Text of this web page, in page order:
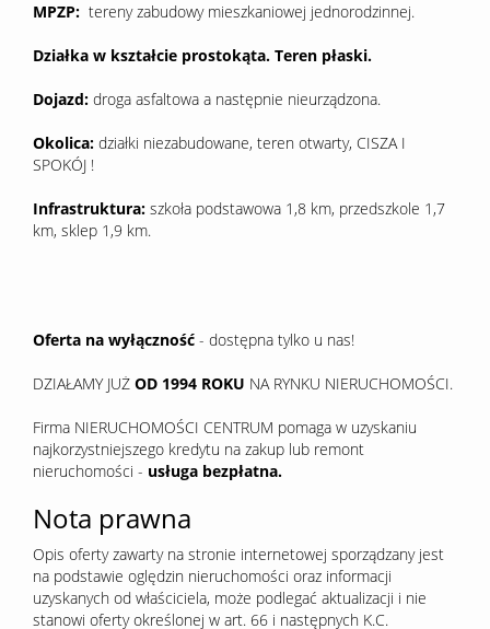
MPZP: tereny zabudowy mieszkaniowej jednorodzinnej.
Działka w kształcie prostokąta. Teren płaski.
Dojazd: droga asfaltowa a następnie nieurządzona.
Okolica: działki niezabudowane, teren otwarty, CISZA I
SPOKÓJ !
Infrastruktura: szkoła podstawowa 1,8 km, przedszkole 1,7
km, sklep 1,9 km.
Oferta na wyłączność - dostępna tylko u nas!
DZIAŁAMY JUŻ OD 1994 ROKU NA RYNKU NIERUCHOMOŚCI.
Firma NIERUCHOMOŚCI CENTRUM pomaga w uzyskaniu
najkorzystniejszego kredytu na zakup lub remont
nieruchomości - usługa bezpłatna.
Nota prawna
Opis oferty zawarty na stronie internetowej sporządzany jest
na podstawie oględzin nieruchomości oraz informacji
uzyskanych od właściciela, może podlegać aktualizacji i nie
stanowi oferty określonej w art. 66 i następnych K.C.